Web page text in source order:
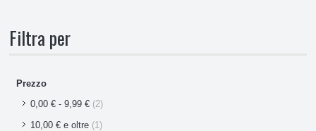
Filtra per
Prezzo
0,00 € -9,99 € (2)
10,00 € e oltre (1)